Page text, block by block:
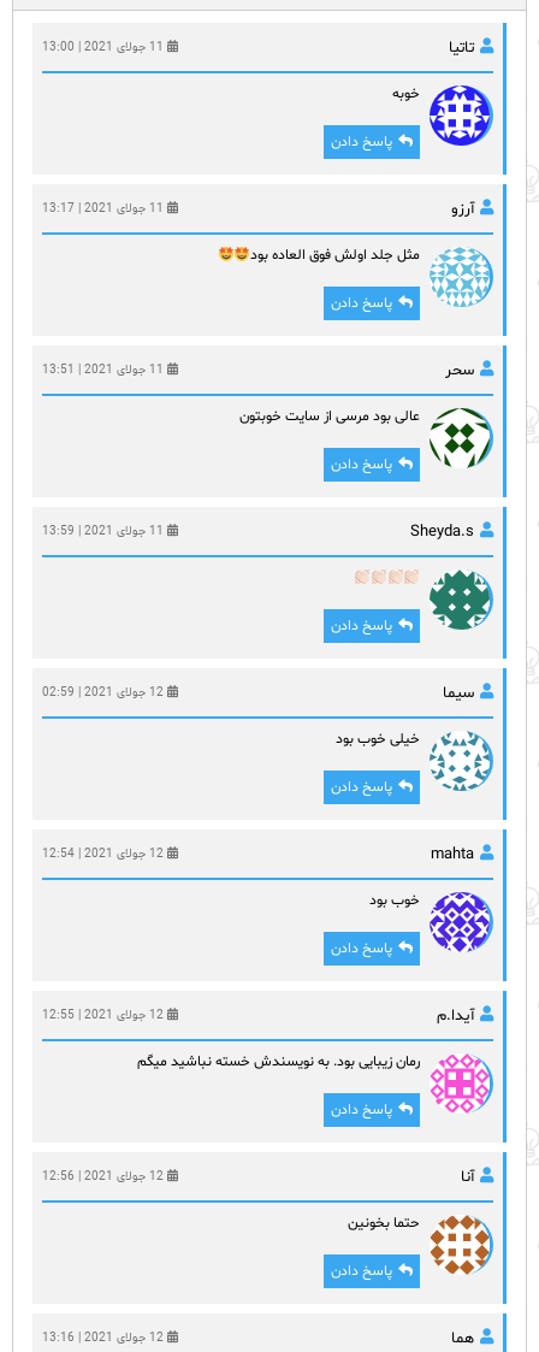
تاتیا 11 جولای 2021 | 13:00
خوبه
پاسخ دادن
آرزو 11 جولای 2021 | 13:17
مثل جلد اولش فوق العاده بود
پاسخ دادن
سحر 11 جولای 2021 | 13:51
عالی بود مرسی از سایت خوبتون
پاسخ دادن
Sheyda.s 11 جولای 2021 | 13:59
پاسخ دادن
سیما 12 جولای 2021 | 02:59
خیلی خوب بود
پاسخ دادن
mahta 12 جولای 2021 | 12:54
خوب بود
پاسخ دادن
آیدا.م 12 جولای 2021 | 12:55
رمان زیبایی بود. به نویسندش خسته نباشید میگم
پاسخ دادن
آنا 12 جولای 2021 | 12:56
حتما بخونین
پاسخ دادن
هما 12 جولای 2021 | 13:16